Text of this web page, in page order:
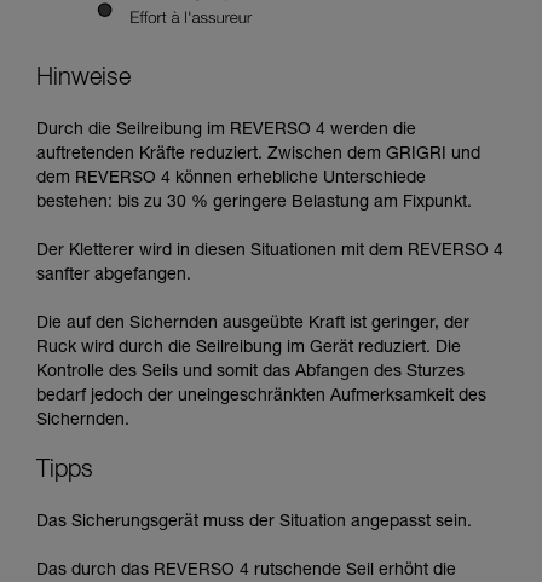
Hinweise
Durch die Seilreibung im REVERSO 4 werden die
auftretenden Kräfte reduziert. Zwischen dem GRIGRI und
dem REVERSO 4 können erhebliche Unterschiede
bestehen: bis zu 30 % geringere Belastung am Fixpunkt.
Der Kletterer wird in diesen Situationen mit dem REVERSO 4
sanfter abgefangen.
Die auf den Sichernden ausgeübte Kraft ist geringer, der
Ruck wird durch die Seilreibung im Gerät reduziert. Die
Kontrolle des Seils und somit das Abfangen des Sturzes
bedarf jedoch der uneingeschränkten Aufmerksamkeit des
Sichernden.
Tipps
Das Sicherungsgerät muss der Situation angepasst sein.
Das durch das REVERSO 4 rutschende Seil erhöht die